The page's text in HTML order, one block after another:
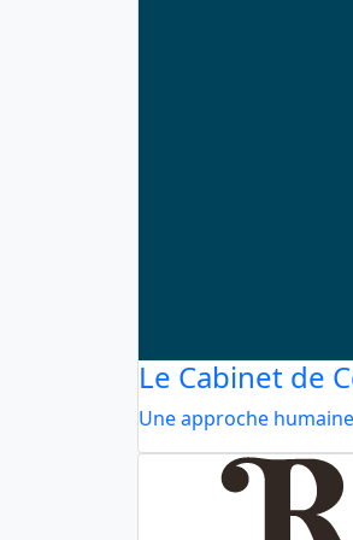
Le Cabinet de
Une approche